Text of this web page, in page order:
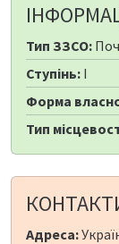
Тип ЗЗСО:
Ступінь: I
Форма
Тип
Адреса: